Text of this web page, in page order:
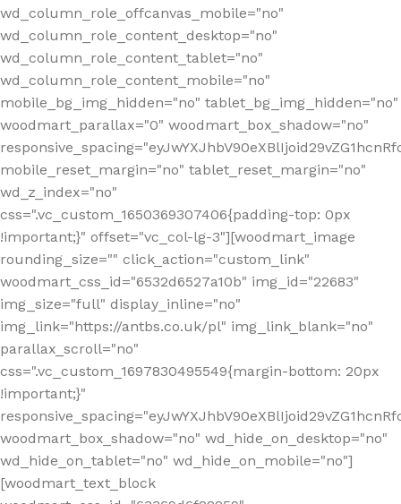
wd_column_role_offcanvas_mobile="no"
wd_column_role_content_desktop="no"
wd_column_role_content_tablet="no"
wd_column_role_content_mobile="no"
mobile_bg_img_hidden="no" tablet_bg_img_hidden="no"
woodmart_parallax="0" woodmart_box_shadow="no"
mobile_reset_margin="no" tablet_reset_margin="no"
wd_z_index="no"
css=".vc_custom_1650369307406{padding-top: 0px
!important;}" offset="vc_col-lg-3"][woodmart_image
rounding_size="" click_action="custom_link"
woodmart_css_id="6532d6527a10b" img_id="22683"
img_size="full" display_inline="no"
img_link="https://antbs.co.uk/pl" img_link_blank="no"
parallax_scroll="no"
css=".vc_custom_1697830495549{margin-bottom: 20px
!important;}"
woodmart_box_shadow="no" wd_hide_on_desktop="no"
wd_hide_on_tablet="no" wd_hide_on_mobile="no"]
[woodmart_text_block